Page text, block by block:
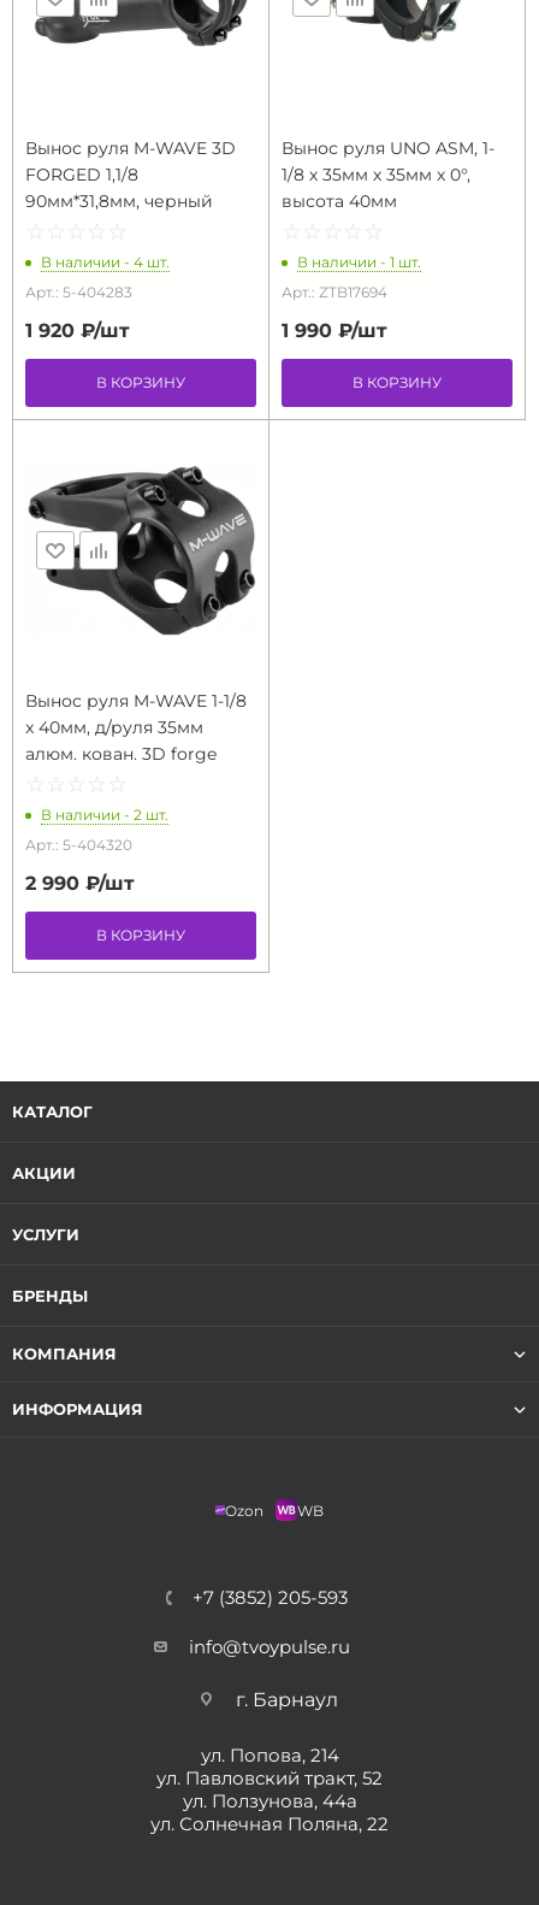
Вынос руля M-WAVE 3D
FORGED 1,1/8
90мм*31,8мм, черный
☆ ☆ ☆ ☆ ☆
★ ★ ★ ★ ★
В наличии - 4 шт.
Арт.: 5-404283
1 920 ₽/шт
В КОРЗИНУ
Вынос руля UNO ASM, 1-
1/8 х 35мм х 35мм х 0°,
высота 40мм
☆ ☆ ☆ ☆ ☆
★ ★ ★ ★ ★
В наличии - 1 шт.
Арт.: ZTB17694
1 990 ₽/шт
В КОРЗИНУ
Вынос руля M-WAVE 1-1/8
x 40мм, д/руля 35мм
алюм. кован. 3D forge
☆ ☆ ☆ ☆ ☆
★ ★ ★ ★ ★
В наличии - 2 шт.
Арт.: 5-404320
2 990 ₽/шт
В КОРЗИНУ
КАТАЛОГ
АКЦИИ
УСЛУГИ
БРЕНДЫ
КОМПАНИЯ
ИНФОРМАЦИЯ
Ozon WB
+7 (3852) 205-593
info@tvoypulse.ru
г. Барнаул
ул. Попова, 214
ул. Павловский тракт, 52
ул. Ползунова, 44а
ул. Солнечная Поляна, 22